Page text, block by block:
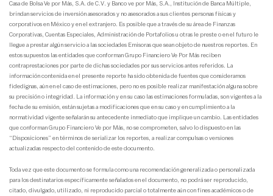
Casa de Bolsa Ve por Más, S.A. de C.V. y Banco ve por Más, S.A., Institución de Banca Múltiple,
brindan servicios de inversión asesorados y no asesorados a sus clientes personas físicas y
corporativos en México y en el extranjero. Es posible que a través de su área de Finanzas
Corporativas, Cuentas Especiales, Administración de Portafolios u otras le preste o en el futuro le
llegue a prestar algún servicio a las sociedades Emisoras que sean objeto de nuestros reportes. En
estos supuestos las entidades que conforman Grupo Financiero Ve Por Más reciben
contraprestaciones por parte de dichas sociedades por sus servicios antes referidos. La
información contenida en el presente reporte ha sido obtenida de fuentes que consideramos
fidedignas, aún en el caso de estimaciones, pero no es posible realizar manifestación alguna sobre
su precisión o integridad. La información y en su caso las estimaciones formuladas, son vigentes a la
fecha de su emisión, están sujetas a modificaciones que en su caso y en cumplimiento a la
normatividad vigente señalarán su antecedente inmediato que implique un cambio. Las entidades
que conforman Grupo Financiero Ve por Más, no se comprometen, salvo lo dispuesto en las
“Disposiciones” en términos de serializar los reportes, a realizar compulsas o versiones
actualizadas respecto del contenido de este documento.
Toda vez que este documento se formula como una recomendación generalizada o personalizada
para los destinatarios específicamente señalados en el documento, no podrá ser reproducido,
citado, divulgado, utilizado, ni reproducido parcial o totalmente aún con fines académicos o de